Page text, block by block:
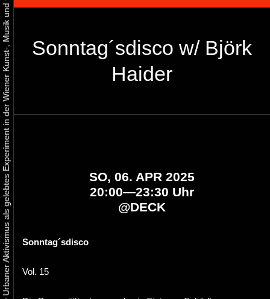
Urbaner Aktivismus als gelebtes Experiment in der Wiener Kunst-, Musik und Clubszene
Sonntag´sdisco w/ Björk
Haider
SO, 06. APR 2025
20:00—23:30 Uhr
@DECK
Sonntag´sdisco
Vol. 15